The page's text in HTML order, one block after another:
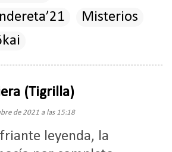
Misterios
(Tigrilla)
de 2021 a las 15:18
leyenda, la